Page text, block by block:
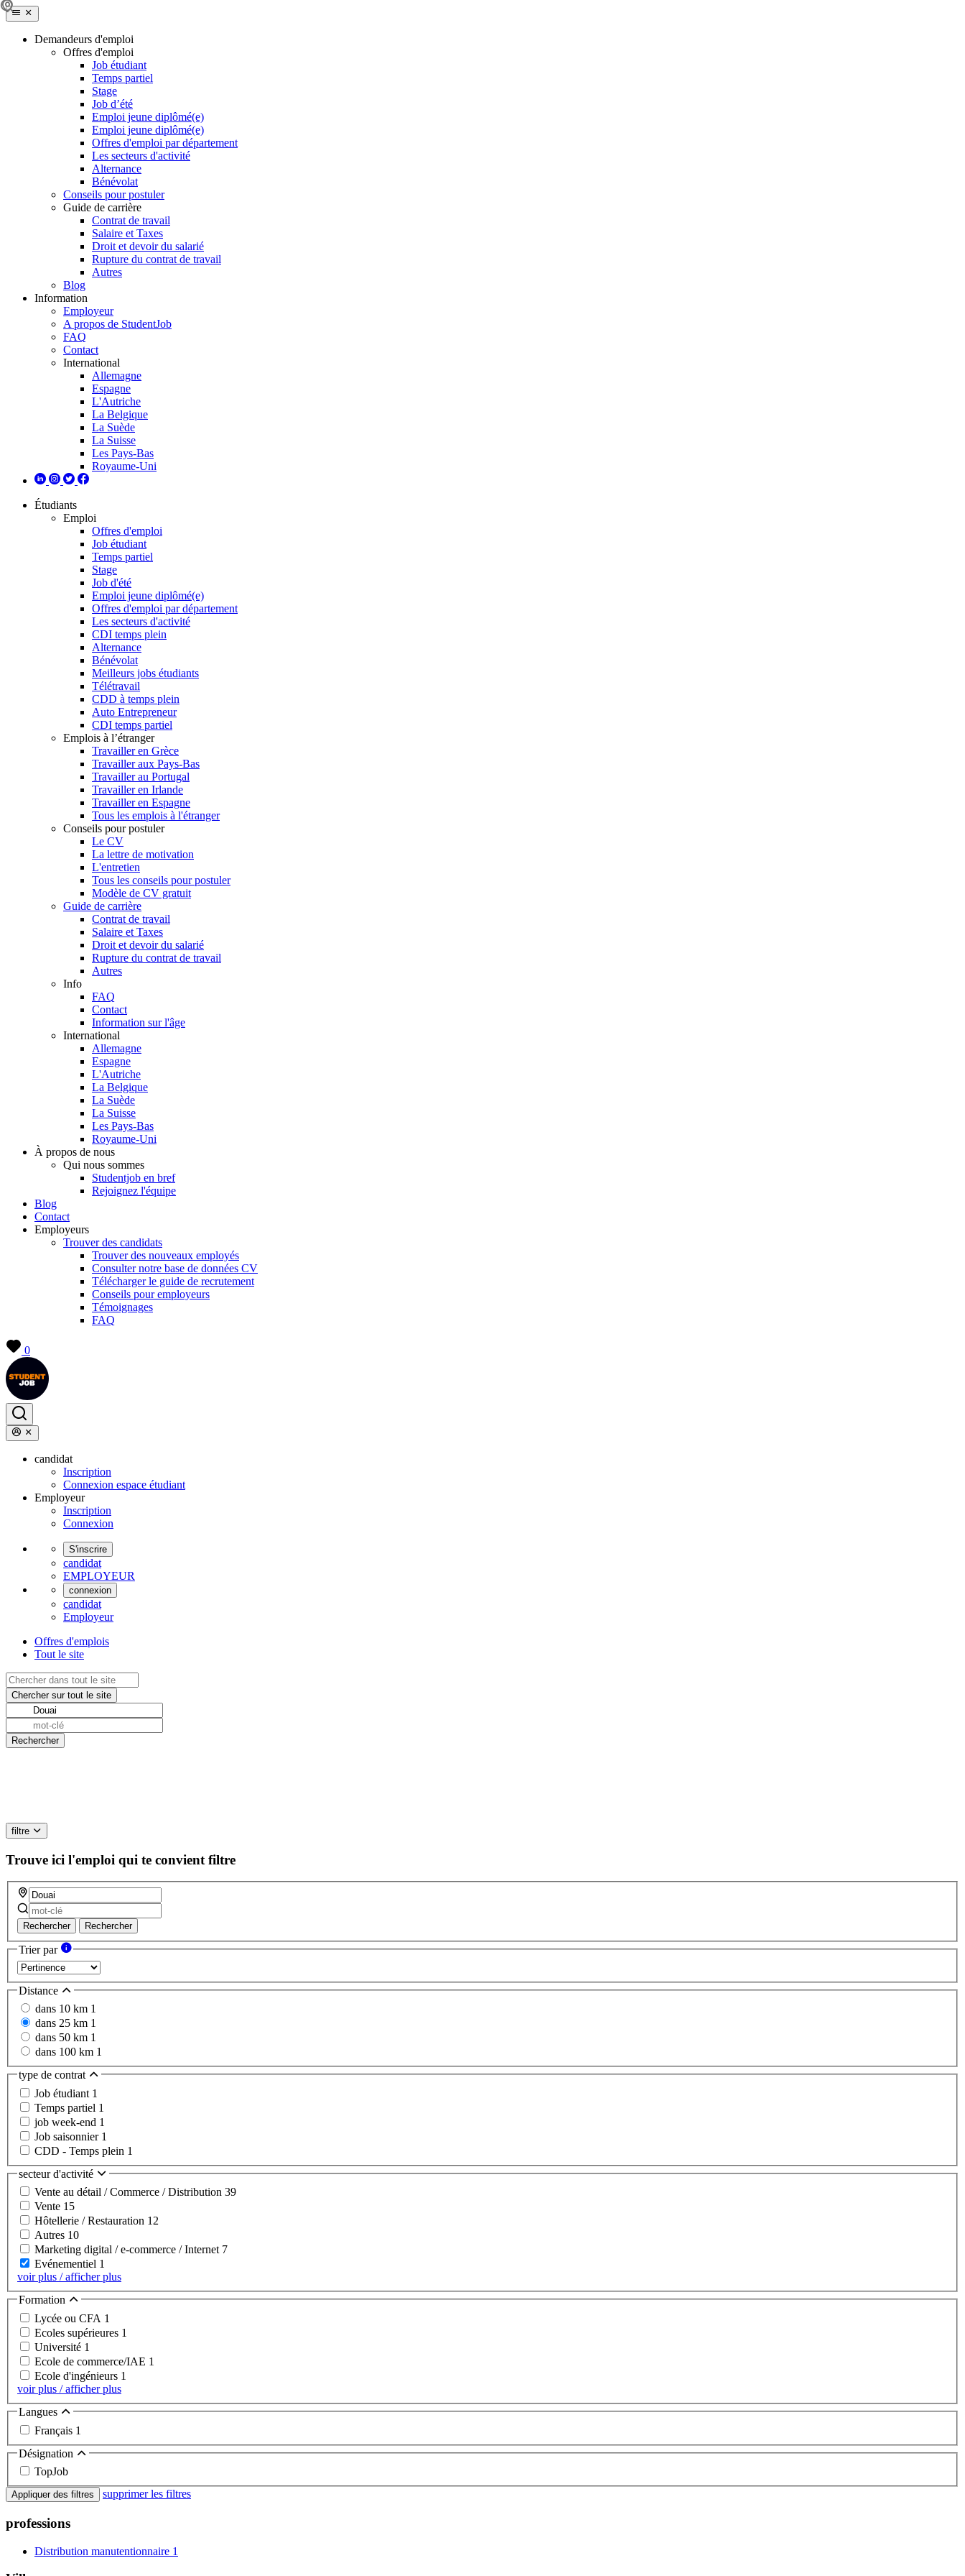
Demandeurs d'emploi
Offres d'emploi
Job étudiant
Temps partiel
Stage
Job d’été
Emploi jeune diplômé(e)
Emploi jeune diplômé(e)
Offres d'emploi par département
Les secteurs d'activité
Alternance
Bénévolat
Conseils pour postuler
Guide de carrière
Contrat de travail
Salaire et Taxes
Droit et devoir du salarié
Rupture du contrat de travail
Autres
Blog
Information
Employeur
A propos de StudentJob
FAQ
Contact
International
Allemagne
Espagne
L'Autriche
La Belgique
La Suède
La Suisse
Les Pays-Bas
Royaume-Uni
Étudiants
Emploi
Offres d'emploi
Job étudiant
Temps partiel
Stage
Job d'été
Emploi jeune diplômé(e)
Offres d'emploi par département
Les secteurs d'activité
CDI temps plein
Alternance
Bénévolat
Meilleurs jobs étudiants
Télétravail
CDD à temps plein
Auto Entrepreneur
CDI temps partiel
Emplois à l’étranger
Travailler en Grèce
Travailler aux Pays-Bas
Travailler au Portugal
Travailler en Irlande
Travailler en Espagne
Tous les emplois à l'étranger
Conseils pour postuler
Le CV
La lettre de motivation
L'entretien
Tous les conseils pour postuler
Modèle de CV gratuit
Guide de carrière
Contrat de travail
Salaire et Taxes
Droit et devoir du salarié
Rupture du contrat de travail
Autres
Info
FAQ
Contact
Information sur l'âge
International
Allemagne
Espagne
L'Autriche
La Belgique
La Suède
La Suisse
Les Pays-Bas
Royaume-Uni
À propos de nous
Qui nous sommes
Studentjob en bref
Rejoignez l'équipe
Blog
Contact
Employeurs
Trouver des candidats
Trouver des nouveaux employés
Consulter notre base de données CV
Télécharger le guide de recrutement
Conseils pour employeurs
Témoignages
FAQ
0
candidat
Inscription
Connexion espace étudiant
Employeur
Inscription
Connexion
S'inscrire
candidat
EMPLOYEUR
connexion
candidat
Employeur
Offres d'emplois
Tout le site
filtre
Trouve ici l'emploi qui te convient filtre
Rechercher Rechercher
Trier par
Distance
dans 10 km 1
dans 25 km 1
dans 50 km 1
dans 100 km 1
type de contrat
Job étudiant 1
Temps partiel 1
job week-end 1
Job saisonnier 1
CDD - Temps plein 1
secteur d'activité
Vente au détail / Commerce / Distribution 39
Vente 15
Hôtellerie / Restauration 12
Autres 10
Marketing digital / e-commerce / Internet 7
Evénementiel 1
voir plus / afficher plus
Formation
Lycée ou CFA 1
Ecoles supérieures 1
Université 1
Ecole de commerce/IAE 1
Ecole d'ingénieurs 1
voir plus / afficher plus
Langues
Français 1
Désignation
TopJob
Appliquer des filtres supprimer les filtres
professions
Distribution manutentionnaire 1